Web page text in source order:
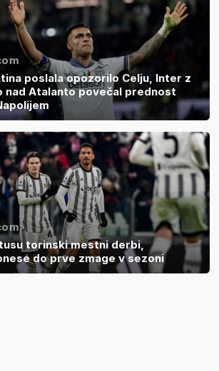
poslala opozorilo Celju, Inter z
nad Atalanto povečal prednost
torinski mestni derbi,
do prve zmage v sezoni